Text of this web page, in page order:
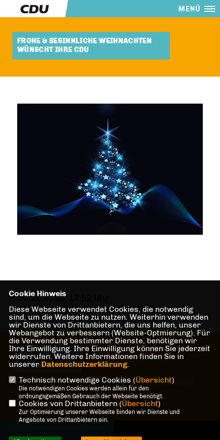
MENÜ
FROHE & BESINNLICHE WEIHNACHTEN
WÜNSCHT IHRE CDU
24.12.2022, 17:52 Uhr
Herzlich Willkommen beim CDU
Gemeindeverband Senden
IMPRESSUM
DATENSCHUTZ
KONTAKT
MITGLIEDERBEREICH
Cookie Hinweis
Diese Webseite verwendet Cookies, die notwendig
sind, um die Webseite zu nutzen. Weiterhin verwenden
wir Dienste von Drittanbietern, die uns helfen, unser
Webangebot zu verbessern (Website-Optmierung). Für
die Verwendung bestimmter Dienste, benötigen wir
Ihre Einwilligung. Ihre Einwilligung können Sie jederzeit
widerrufen. Weitere Informationen finden Sie in
unserer Datenschutzerklärung.
Technisch notwendige Cookies (Übersicht)
Die notwendigen Cookies werden allein für den
ordnungsgemäßen Gebrauch der Webseite benötigt.
Cookies von Drittanbietern (Übersicht)
Zur Optimierung unserer Webseite binden wir Dienste und
Angebote von Drittanbietern ein.